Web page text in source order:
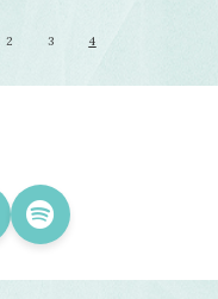
2 3 4